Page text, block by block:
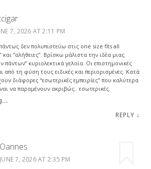
7, 2026 AT 2:11 PM
δεν πολυπιστεύω στις one size fits all
και “αλήθειες”. Βρίσκω μάλιστα την ιδέα μιας
πάντων” κυριολεκτικά γελοία. Οι επιστημονικές
από τη φύση τους ειδικές και περιορισμένες. Κατά
διάφορες “εσωτερικές εμπειρίες” που καλύτερα
να παραμένουν ακριβώς.. εσωτερικές.
REPLY ↓
Oannes
JUNE 7, 2026 AT 2:35 PM